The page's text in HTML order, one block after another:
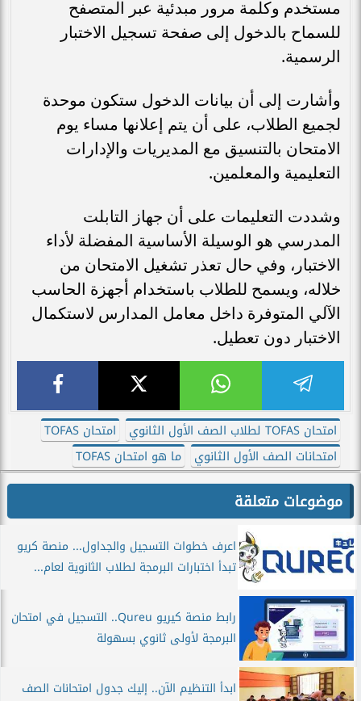
مستخدم وكلمة مرور مبدئية عبر المتصفح
للسماح بالدخول إلى صفحة تسجيل الاختبار
الرسمية.
وأشارت إلى أن بيانات الدخول ستكون موحدة
لجميع الطلاب، على أن يتم إعلانها مساء يوم
الامتحان بالتنسيق مع المديريات والإدارات
التعليمية والمعلمين.
وشددت التعليمات على أن جهاز التابلت
المدرسي هو الوسيلة الأساسية المفضلة لأداء
الاختبار، وفي حال تعذر تشغيل الامتحان من
خلاله، ويسمح للطلاب باستخدام أجهزة الحاسب
الآلي المتوفرة داخل معامل المدارس لاستكمال
الاختبار دون تعطيل.
امتحان TOFAS لطلاب الصف الأول الثانوي
امتحان TOFAS
امتحانات الصف الأول الثانوي
ما هو امتحان TOFAS
موضوعات متعلقة
اعرف خطوات التسجيل والجداول... منصة كريو
تبدأ اختبارات البرمجة لطلاب الثانوية لعام...
رابط منصة كيريو Qureu.. التسجيل في امتحان
البرمجة لأولى ثانوي بسهولة
ابدأ التنظيم الآن.. إليك جدول امتحانات الصف